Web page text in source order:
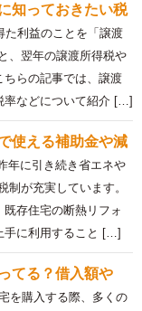
知っておきたい税
た利益のことを「譲渡
、翌年の譲渡所得税や
らの記事では、譲渡
率などについて紹介 […]
使える補助金や減
年に引き続き省エネや
制が充実しています。
存住宅の断熱リフォ
手に利用すること […]
てる？借入額や
を購入する際、多くの